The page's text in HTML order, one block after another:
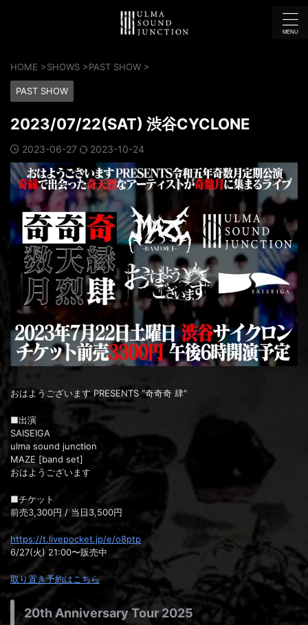
HOME >SHOWS >PAST SHOW >
PAST SHOW
2023/07/22(SAT) 渋谷CYCLONE
2023-06-27 2023-10-24
おはようございます PRESENTS "奇奇奇 肆"
■出演
SAISEIGA
ulma sound junction
MAZE [band set]
おはようございます
■チケット
前売3,300円 / 当日3,500円
https://t.livepocket.jp/e/o8ptp
6/27(火) 21:00〜販売中
取り置き予約はこちら
20th Anniversary Tour 2025